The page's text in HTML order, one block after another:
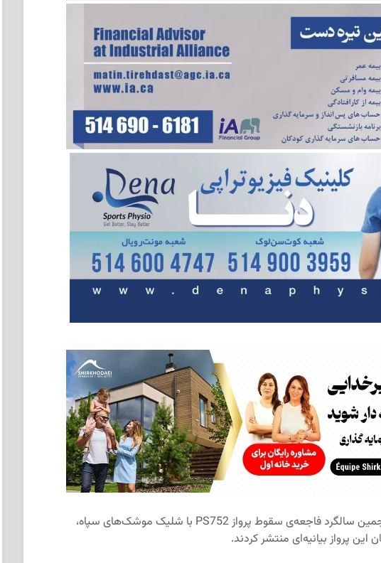
روز سه‌شنبه و به مناسبت پنجمین سالگرد فاجعه‌ی سقوط پرواز PS752 با شلیک موشک‌های سپاه،
این پرواز بیانیه‌ای منتشر کردند.